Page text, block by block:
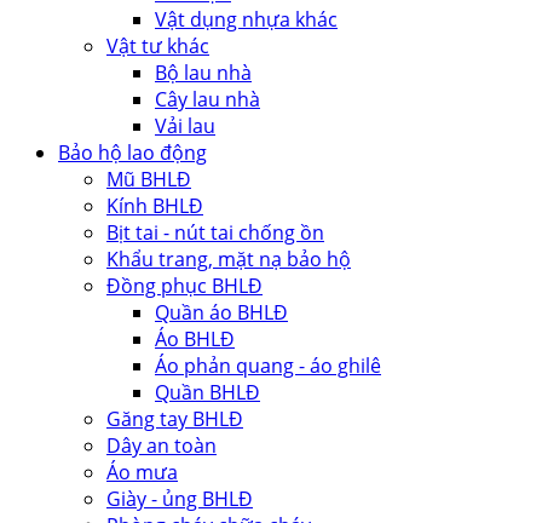
Vật dụng nhựa khác
Vật tư khác
Bộ lau nhà
Cây lau nhà
Vải lau
Bảo hộ lao động
Mũ BHLĐ
Kính BHLĐ
Bịt tai - nút tai chống ồn
Khẩu trang, mặt nạ bảo hộ
Đồng phục BHLĐ
Quần áo BHLĐ
Áo BHLĐ
Áo phản quang - áo ghilê
Quần BHLĐ
Găng tay BHLĐ
Dây an toàn
Áo mưa
Giày - ủng BHLĐ